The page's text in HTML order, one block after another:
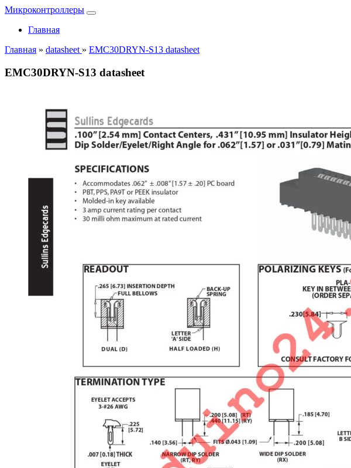
Микроконтроллеры
Главная
Главная » datasheet » EMC30DRYN-S13 datasheet
EMC30DRYN-S13 datasheet